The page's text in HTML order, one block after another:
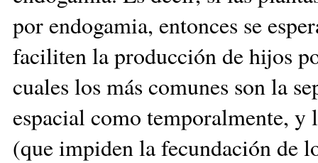
por endogamia, entonces se
faciliten la producción de hijos
cuales los más comunes son la
espacial como temporalmente,
(que impiden la fecundación de